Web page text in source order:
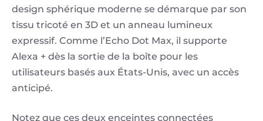
design sphérique moderne se démarque par son
tissu tricoté en 3D et un anneau lumineux
expressif. Comme l’Echo Dot Max, il supporte
Alexa + dès la sortie de la boîte pour les
utilisateurs basés aux États-Unis, avec un accès
anticipé.
Notez que ces deux enceintes connectées